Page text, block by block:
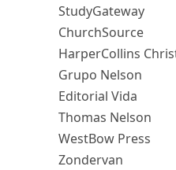
StudyGateway
ChurchSource
HarperCollins
Grupo Nelson
Editorial Vida
Thomas Nelson
WestBow Press
Zondervan